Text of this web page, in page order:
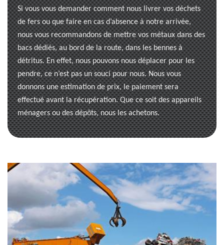
Si vous vous demander comment nous livrer vos déchets
de fers ou que faire en cas d’absence à notre arrivée,
nous vous recommandons de mettre vos métaux dans des
bacs dédiés, au bord de la route, dans les bennes à
détritus. En effet, nous pouvons nous déplacer pour les
pendre, ce n’est pas un souci pour nous. Nous vous
donnons une estimation de prix, le paiement sera
effectué avant la récupération. Que ce soit des appareils
ménagers ou des dépôts, nous les achetons.